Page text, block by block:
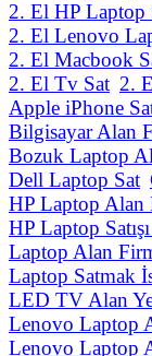
2. El HP Laptop
2. El Lenovo
2. El Macbook
2. El Tv Sat 2.
Apple iPhone
Bilgisayar Alan
Bozuk Laptop
Dell Laptop Sat
HP Laptop Alan
HP Laptop
Laptop Alan
Laptop Satmak
LED TV Alan
Lenovo Laptop
Lenovo Laptop